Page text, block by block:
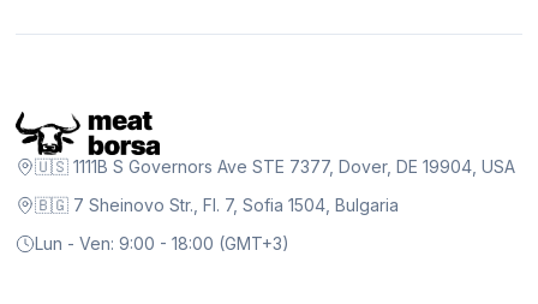
🇺🇸 1111B S Governors Ave STE 7377, Dover, DE 19904, USA
🇧🇬 7 Sheinovo Str., Fl. 7, Sofia 1504, Bulgaria
Lun - Ven: 9:00 - 18:00 (GMT+3)